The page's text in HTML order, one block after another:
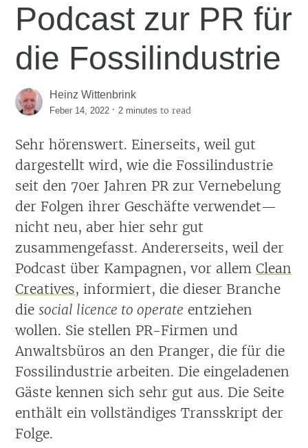
Podcast zur PR für
die Fossilindustrie
Heinz Wittenbrink
Feber 14, 2022 ·2 minutes to read
Sehr hörenswert. Einerseits, weil gut
dargestellt wird, wie die Fossilindustrie
seit den 70er Jahren PR zur Vernebelung
der Folgen ihrer Geschäfte verwendet—
nicht neu, aber hier sehr gut
zusammengefasst. Andererseits, weil der
Podcast über Kampagnen, vor allemClean
Creatives, informiert, die dieser Branche
diesocial licence to operate entziehen
wollen. Sie stellen PR-Firmen und
Anwaltsbüros an den Pranger, die für die
Fossilindustrie arbeiten. Die eingeladenen
Gäste kennen sich sehr gut aus. Die Seite
enthält ein vollständiges Transskript der
Folge.